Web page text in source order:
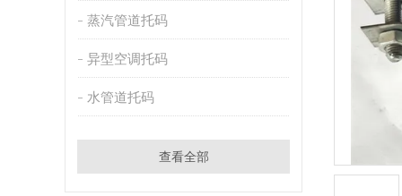
蒸汽管道托码
异型空调托码
水管道托码
查看全部